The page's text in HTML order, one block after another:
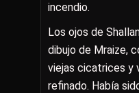
incendio.
Los ojos de
dibujo de Mraize,
viejas cicatrices y
refinado. Había